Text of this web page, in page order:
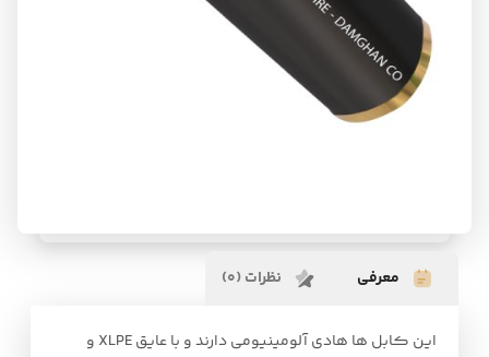
معرفی نظرات (0)
این کابل ها هادی آلومینیومی دارند و با عایق XLPE و